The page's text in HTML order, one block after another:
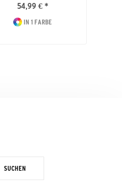
54,99 € *
IN 1 FARBE
SUCHEN